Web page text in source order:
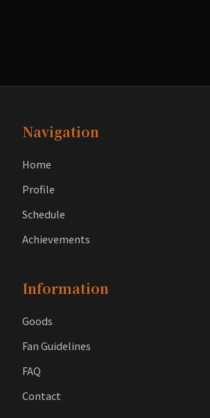
Navigation
Home
Profile
Schedule
Achievements
Information
Goods
Fan Guidelines
FAQ
Contact